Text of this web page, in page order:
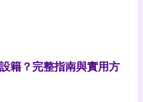
籍？完整指南與實用方